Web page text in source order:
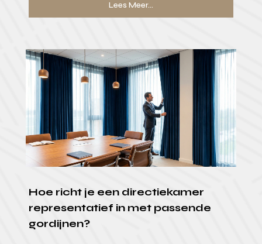
Lees Meer...
Hoe richt je een directiekamer
representatief in met passende
gordijnen?